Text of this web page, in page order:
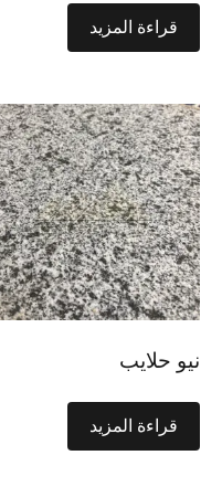
قراءة المزيد
نيو حلايب
قراءة المزيد